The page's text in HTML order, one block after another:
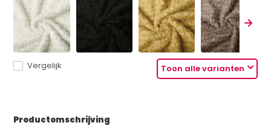
Toon alle varianten
Vergelijk
Productomschrijving